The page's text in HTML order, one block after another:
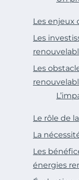
Les enjeux
Les
Les
Le rôle de
La
Les
énergies